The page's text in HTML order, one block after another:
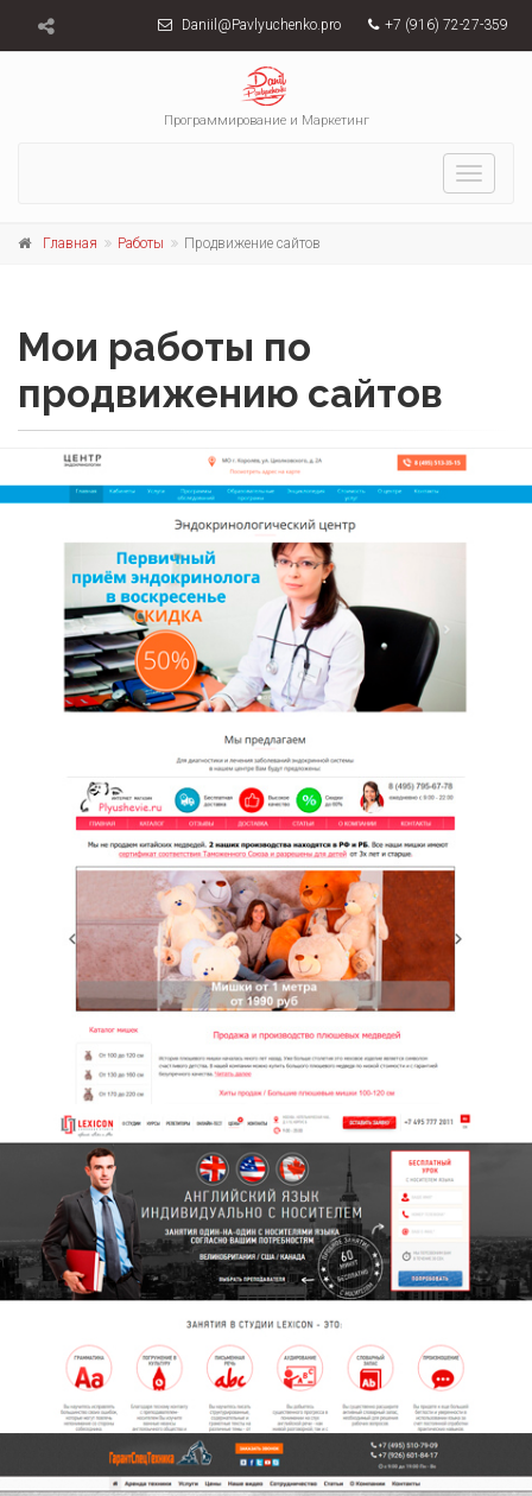
Daniil@Pavlyuchenko.pro +7 (916) 72-27-359
Программирование и Маркетинг
Меню
Главная Работы Продвижение сайтов
Мои работы по
продвижению сайтов
Эндокринологический
центр
Plyushevie.ru
Школа английского языка